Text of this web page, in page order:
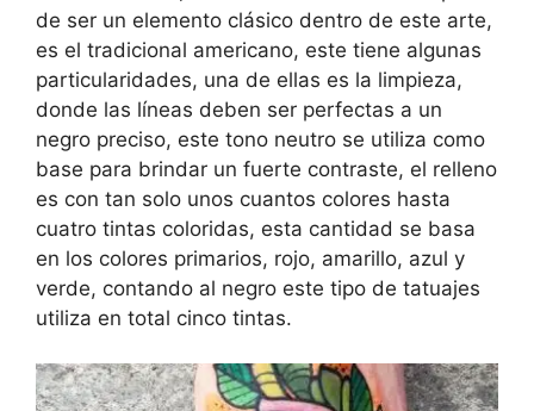
de ser un elemento clásico dentro de este arte,
es el tradicional americano, este tiene algunas
particularidades, una de ellas es la limpieza,
donde las líneas deben ser perfectas a un
negro preciso, este tono neutro se utiliza como
base para brindar un fuerte contraste, el relleno
es con tan solo unos cuantos colores hasta
cuatro tintas coloridas, esta cantidad se basa
en los colores primarios, rojo, amarillo, azul y
verde, contando al negro este tipo de tatuajes
utiliza en total cinco tintas.